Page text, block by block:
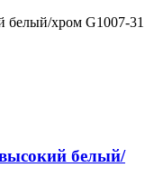
белый/хром G1007-31
белый/